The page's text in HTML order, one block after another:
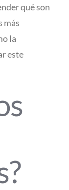
qué son
más
la
este